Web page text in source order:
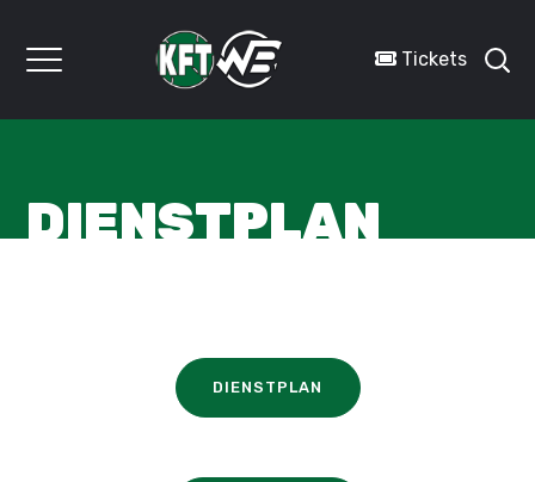
Tickets
DIENSTPLAN
DIENSTPLAN